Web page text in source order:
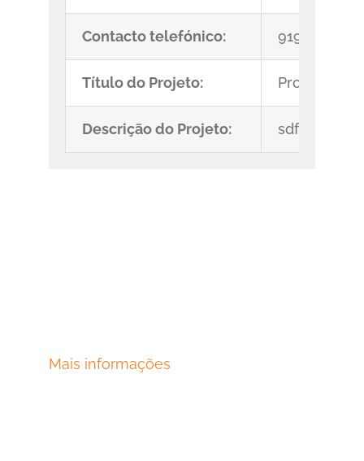
Contacto telefónico: 919222033
Título do Projeto:
Descrição do Projeto: sdfegjghjg
Mais informações